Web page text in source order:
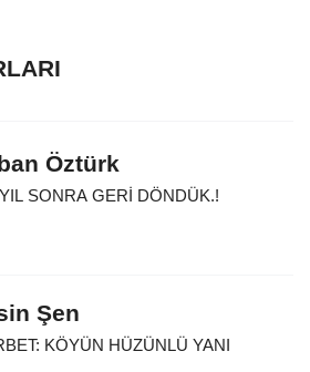
Öztürk
SONRA GERİ DÖNDÜK.!
Şen
KÖYÜN HÜZÜNLÜ YANI